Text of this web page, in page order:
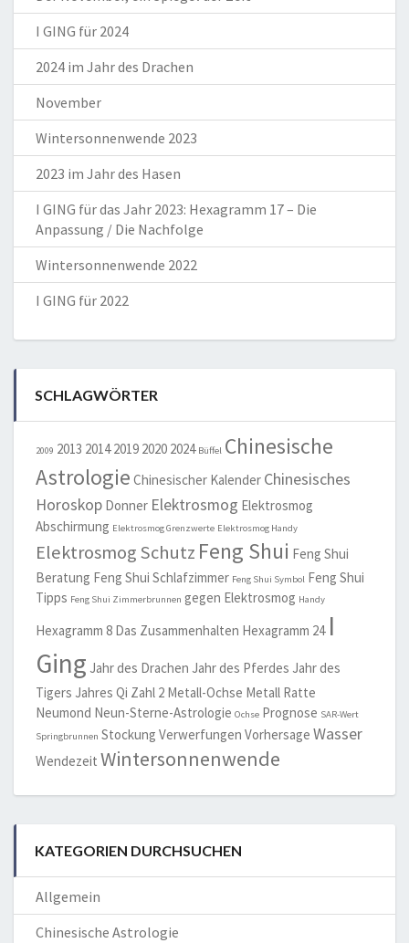
I GING für 2024
2024 im Jahr des Drachen
November
Wintersonnenwende 2023
2023 im Jahr des Hasen
I GING für das Jahr 2023: Hexagramm 17 – Die
Anpassung / Die Nachfolge
Wintersonnenwende 2022
I GING für 2022
SCHLAGWÖRTER
2009 2013 2014 2019 2020 2024 Büffel Chinesische
Astrologie Chinesischer Kalender Chinesisches
Horoskop Donner Elektrosmog Elektrosmog
Abschirmung Elektrosmog Grenzwerte Elektrosmog Handy
Elektrosmog Schutz Feng Shui Feng Shui
Beratung Feng Shui Schlafzimmer Feng Shui Symbol Feng Shui
Tipps Feng Shui Zimmerbrunnen gegen Elektrosmog Handy
Hexagramm 8 Das Zusammenhalten Hexagramm 24 I
Ging Jahr des Drachen Jahr des Pferdes Jahr des
Tigers Jahres Qi Zahl 2 Metall-Ochse Metall Ratte
Neumond Neun-Sterne-Astrologie Ochse Prognose SAR-Wert
Springbrunnen Stockung Verwerfungen Vorhersage Wasser
Wendezeit Wintersonnenwende
KATEGORIEN DURCHSUCHEN
Allgemein
Chinesische Astrologie